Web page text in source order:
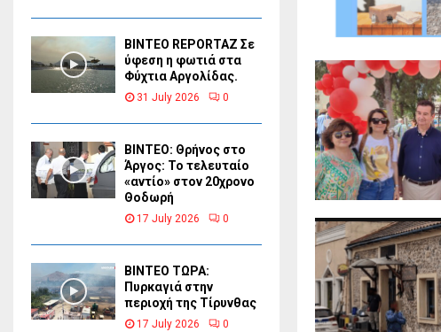
BINTEO REPORTAZ Σε
ύφεση η φωτιά στα
Φύχτια Αργολίδας.
31 July 2026 0
ΒΙΝΤΕΟ: Θρήνος στο
Άργος: Το τελευταίο
«αντίο» στον 20χρονο
Θοδωρή
17 July 2026 0
ΒΙΝΤΕΟ ΤΩΡΑ:
Πυρκαγιά στην
περιοχή της Τίρυνθας
17 July 2026 0